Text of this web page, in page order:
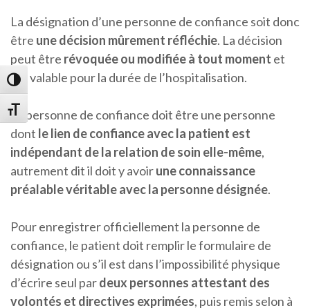
Passer en contraste élevé
Changer la taille de la police
La désignation d’une personne de confiance soit donc
être une décision mûrement réfléchie. La décision
peut être révoquée ou modifiée à tout moment et
est valable pour la durée de l’hospitalisation.
La personne de confiance doit être une personne
dont le lien de confiance avec la patient est
indépendant de la relation de soin elle-même,
autrement dit il doit y avoirune connaissance
préalable véritable avec la personne désignée.
Pour enregistrer officiellement la personne de
confiance, le patient doit remplir le formulaire de
désignation ou s’il est dans l’impossibilité physique
d’écrire seul pardeux personnes attestant des
volontés et directives exprimées, puis remis selon à